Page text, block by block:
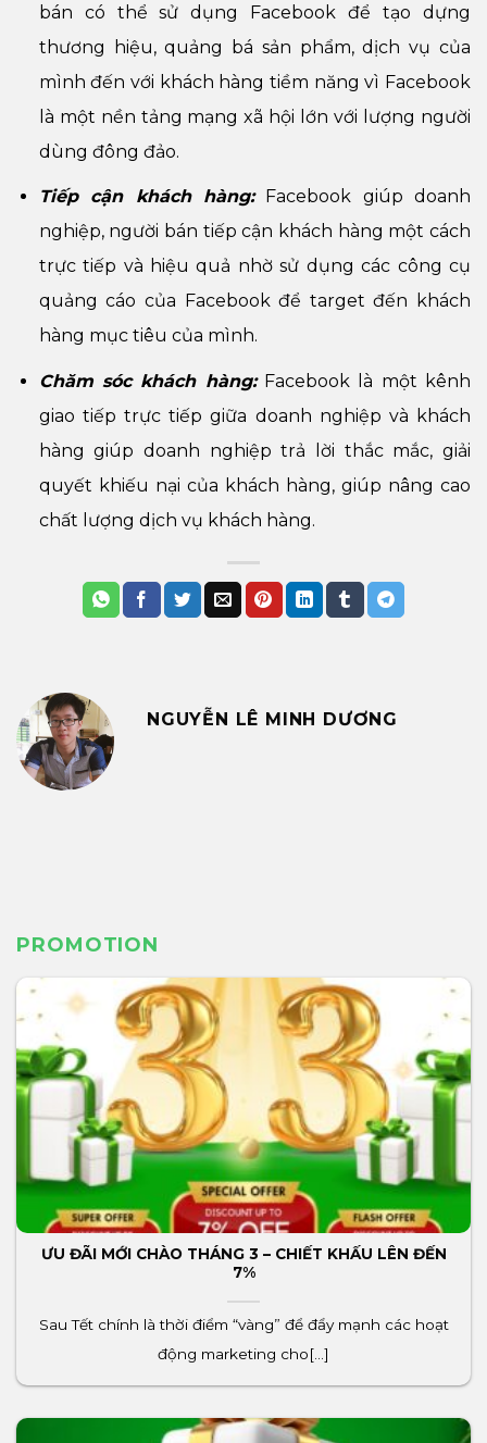
bán có thể sử dụng Facebook để tạo dựng
thương hiệu, quảng bá sản phẩm, dịch vụ của
mình đến với khách hàng tiềm năng vì Facebook
là một nền tảng mạng xã hội lớn với lượng người
dùng đông đảo.
Tiếp cận khách hàng:Facebook giúp doanh
nghiệp, người bán tiếp cận khách hàng một cách
trực tiếp và hiệu quả nhờ sử dụng các công cụ
quảng cáo của Facebook để target đến khách
hàng mục tiêu của mình.
Chăm sóc khách hàng:Facebook là một kênh
giao tiếp trực tiếp giữa doanh nghiệp và khách
hàng giúp doanh nghiệp trả lời thắc mắc, giải
quyết khiếu nại của khách hàng, giúp nâng cao
chất lượng dịch vụ khách hàng.
NGUYỄN LÊ MINH DƯƠNG
PROMOTION
ƯU ĐÃI MỚI CHÀO THÁNG 3 – CHIẾT KHẤU LÊN ĐẾN
7%
Sau Tết chính là thời điểm “vàng” để đẩy mạnh các hoạt
động marketing cho[...]